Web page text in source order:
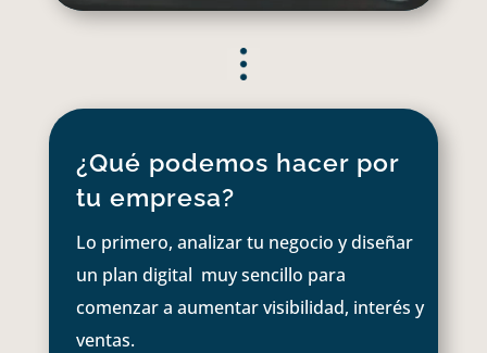
¿Qué podemos hacer por
tu empresa?
Lo primero, analizar tu negocio y diseñar
un plan digital muy sencillo para
comenzar a aumentar visibilidad, interés y
ventas.